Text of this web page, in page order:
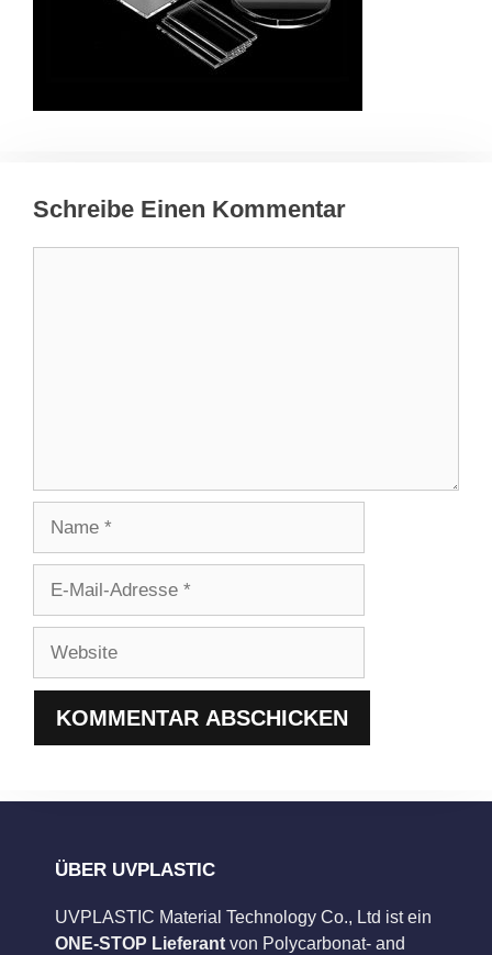
Schreibe Einen Kommentar
Adresse
ÜBER UVPLASTIC
UVPLASTIC Material Technology Co., Ltd ist ein
ONE-STOP Lieferant von Polycarbonat- and